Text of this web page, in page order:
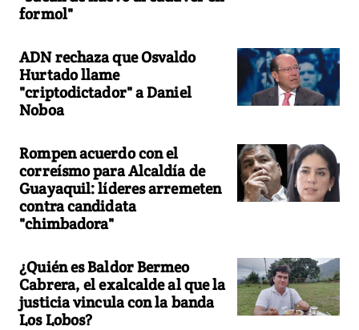
formol"
ADN rechaza que Osvaldo
Hurtado llame
"criptodictador" a Daniel
Noboa
Rompen acuerdo con el
correísmo para Alcaldía de
Guayaquil: líderes arremeten
contra candidata
"chimbadora"
¿Quién es Baldor Bermeo
Cabrera, el exalcalde al que la
justicia vincula con la banda
Los Lobos?